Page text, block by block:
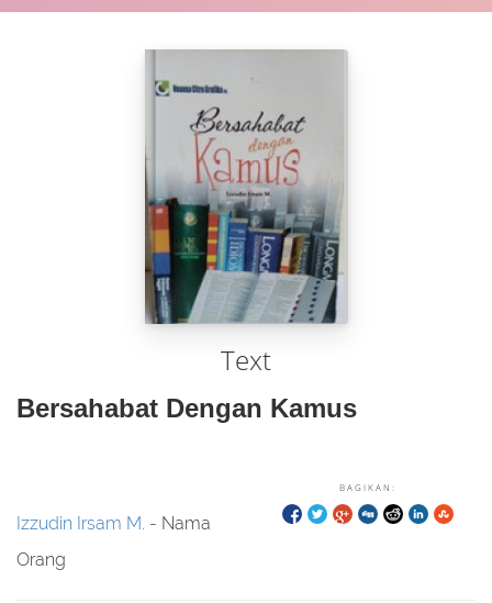
Text
Bersahabat Dengan Kamus
BAGIKAN:
Izzudin Irsam M. - Nama
Orang